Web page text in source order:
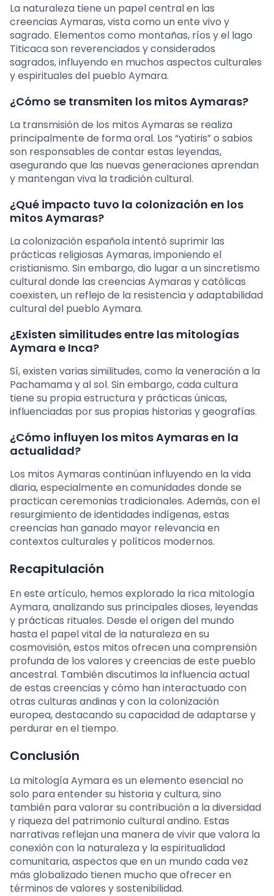
La naturaleza tiene un papel central en las
creencias Aymaras, vista como un ente vivo y
sagrado. Elementos como montañas, ríos y el lago
Titicaca son reverenciados y considerados
sagrados, influyendo en muchos aspectos culturales
y espirituales del pueblo Aymara.
¿Cómo se transmiten los mitos Aymaras?
La transmisión de los mitos Aymaras se realiza
principalmente de forma oral. Los “yatiris” o sabios
son responsables de contar estas leyendas,
asegurando que las nuevas generaciones aprendan
y mantengan viva la tradición cultural.
¿Qué impacto tuvo la colonización en los
mitos Aymaras?
La colonización española intentó suprimir las
prácticas religiosas Aymaras, imponiendo el
cristianismo. Sin embargo, dio lugar a un sincretismo
cultural donde las creencias Aymaras y católicas
coexisten, un reflejo de la resistencia y adaptabilidad
cultural del pueblo Aymara.
¿Existen similitudes entre las mitologías
Aymara e Inca?
Sí, existen varias similitudes, como la veneración a la
Pachamama y al sol. Sin embargo, cada cultura
tiene su propia estructura y prácticas únicas,
influenciadas por sus propias historias y geografías.
¿Cómo influyen los mitos Aymaras en la
actualidad?
Los mitos Aymaras continúan influyendo en la vida
diaria, especialmente en comunidades donde se
practican ceremonias tradicionales. Además, con el
resurgimiento de identidades indígenas, estas
creencias han ganado mayor relevancia en
contextos culturales y políticos modernos.
Recapitulación
En este artículo, hemos explorado la rica mitología
Aymara, analizando sus principales dioses, leyendas
y prácticas rituales. Desde el origen del mundo
hasta el papel vital de la naturaleza en su
cosmovisión, estos mitos ofrecen una comprensión
profunda de los valores y creencias de este pueblo
ancestral. También discutimos la influencia actual
de estas creencias y cómo han interactuado con
otras culturas andinas y con la colonización
europea, destacando su capacidad de adaptarse y
perdurar en el tiempo.
Conclusión
La mitología Aymara es un elemento esencial no
solo para entender su historia y cultura, sino
también para valorar su contribución a la diversidad
y riqueza del patrimonio cultural andino. Estas
narrativas reflejan una manera de vivir que valora la
conexión con la naturaleza y la espiritualidad
comunitaria, aspectos que en un mundo cada vez
más globalizado tienen mucho que ofrecer en
términos de valores y sostenibilidad.